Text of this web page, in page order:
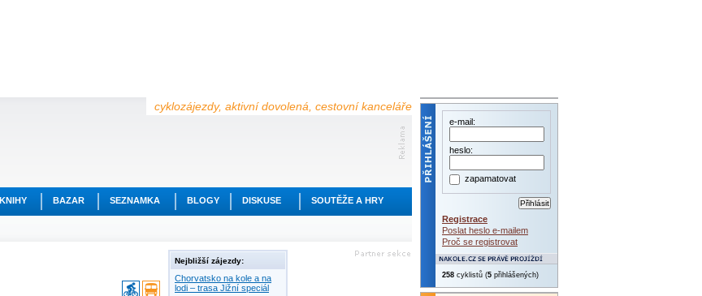
cyklozájezdy, aktivní dovolená, cestovní kanceláře
KNIHY BAZAR SEZNAMKA BLOGY DISKUSE SOUTĚŽE A HRY
Nejbližší zájezdy:
Chorvatsko na kole a na
lodi – trasa Jižní speciál
e-mail:
heslo:
zapamatovat
Registrace
Poslat heslo e-mailem
Proč se registrovat
258 cyklistů (5 přihlášených)